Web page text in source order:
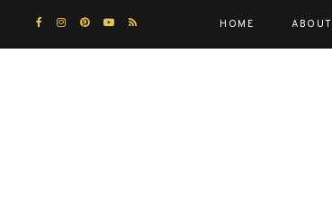
HOME ABOUT